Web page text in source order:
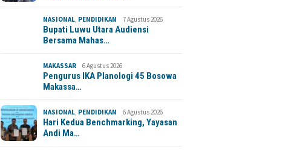
NASIONAL PENDIDIKAN 7 Agustus 2026
Bupati Luwu Utara Audiensi
Bersama Mahas…
MAKASSAR 6 Agustus 2026
Pengurus IKA Planologi 45 Bosowa
Makassa…
NASIONAL PENDIDIKAN 6 Agustus 2026
Hari Kedua Benchmarking, Yayasan
Andi Ma…